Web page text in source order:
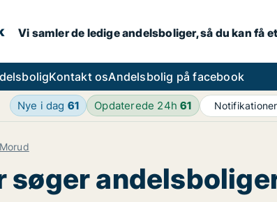
Vi samler de ledige andelsboliger, så du kan få
Kontakt osAndelsbolig på facebook
Nye i dag 61 Opdaterede 24h61
Morud
søger